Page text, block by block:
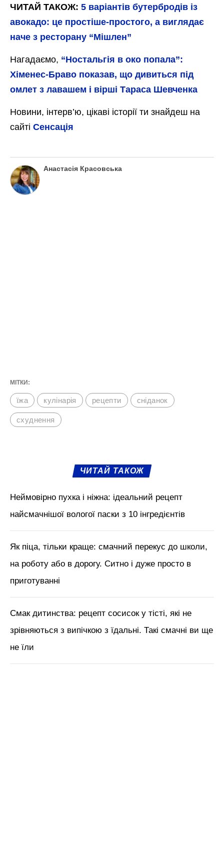
ЧИТАЙ ТАКОЖ: 5 варіантів бутербродів із
авокадо: це простіше-простого, а виглядає
наче з ресторану “Мішлен”
Нагадаємо, “Ностальгія в око попала”:
Хіменес-Браво показав, що дивиться під
омлет з лавашем і вірші Тараса Шевченка
Новини, інтерв’ю, цікаві історії ти знайдеш на
сайті Сенсація
Анастасія Красовська
МІТКИ:
їжа кулінарія рецепти сніданок
схуднення
ЧИТАЙ ТАКОЖ
Неймовірно пухка і ніжна: ідеальний рецепт
найсмачнішої вологої паски з 10 інгредієнтів
Як піца, тільки краще: смачний перекус до школи,
на роботу або в дорогу. Ситно і дуже просто в
приготуванні
Смак дитинства: рецепт сосисок у тісті, які не
зрівняються з випічкою з їдальні. Такі смачні ви ще
не їли